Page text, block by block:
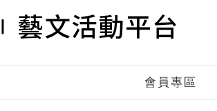
會員專區